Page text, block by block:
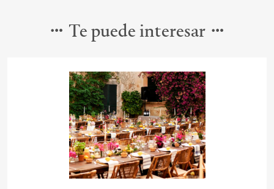
Te puede interesar